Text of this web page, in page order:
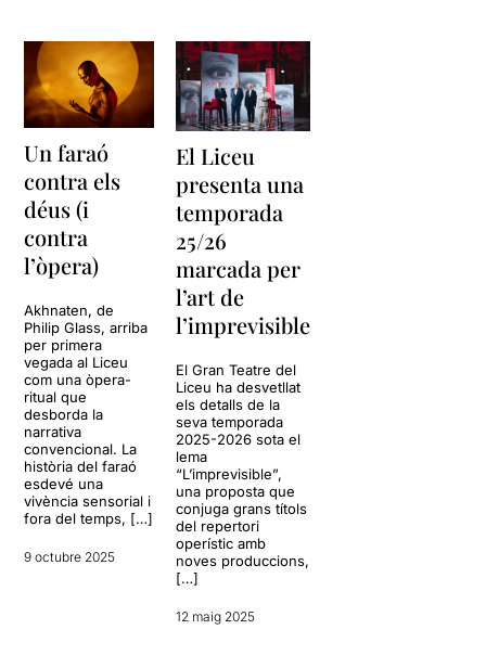
Un faraó
contra els
déus (i
contra
l’òpera)
Akhnaten, de
Philip Glass, arriba
per primera
vegada al Liceu
com una òpera-
ritual que
desborda la
narrativa
convencional. La
història del faraó
esdevé una
vivència sensorial i
fora del temps, […]
9 octubre 2025
El Liceu
presenta una
temporada
25/26
marcada per
l’art de
l’imprevisible
El Gran Teatre del
Liceu ha desvetllat
els detalls de la
seva temporada
2025-2026 sota el
lema
“L’imprevisible”,
una proposta que
conjuga grans títols
del repertori
operístic amb
noves produccions,
[…]
12 maig 2025